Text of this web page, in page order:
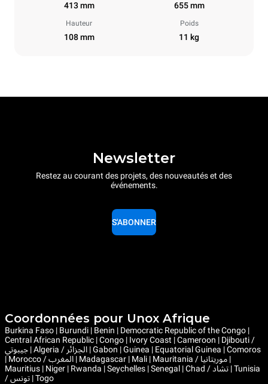
413 mm 655 mm
Hauteur
108 mm
Poids
11 kg
Newsletter
Restez au courant des projets, des nouveautés et des
événements.
S'ABONNER
Coordonnées pour Unox Afrique
Burkina Faso | Burundi | Benin | Democratic Republic of the Congo |
Central African Republic | Congo | Ivory Coast | Cameroon | Djibouti /
جيبوتي | Algeria / الجزائر | Gabon | Guinea | Equatorial Guinea | Comoros
| Morocco / المغرب | Madagascar | Mali | Mauritania / موريتانيا |
Mauritius | Niger | Rwanda | Seychelles | Senegal | Chad / تشاد | Tunisia
/ تونس | Togo